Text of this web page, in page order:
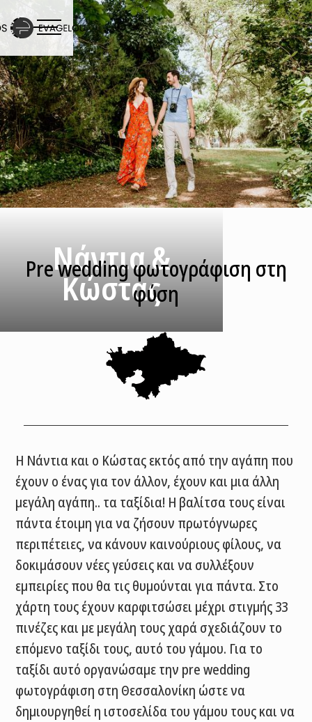
Νάντια &
Κώστας
Pre wedding φωτογράφιση στη
φύση
Η Νάντια και ο Κώστας εκτός από την αγάπη που
έχουν ο ένας για τον άλλον, έχουν και μια άλλη
μεγάλη αγάπη.. τα ταξίδια! Η βαλίτσα τους είναι
πάντα έτοιμη για να ζήσουν πρωτόγνωρες
περιπέτειες, να κάνουν καινούριους φίλους, να
δοκιμάσουν νέες γεύσεις και να συλλέξουν
εμπειρίες που θα τις θυμούνται για πάντα. Στο
χάρτη τους έχουν καρφιτσώσει μέχρι στιγμής 33
πινέζες και με μεγάλη τους χαρά σχεδιάζουν το
επόμενο ταξίδι τους, αυτό του γάμου. Για το
ταξίδι αυτό οργανώσαμε την pre wedding
φωτογράφιση στη Θεσσαλονίκη ώστε να
δημιουργηθεί η ιστοσελίδα του γάμου τους και να